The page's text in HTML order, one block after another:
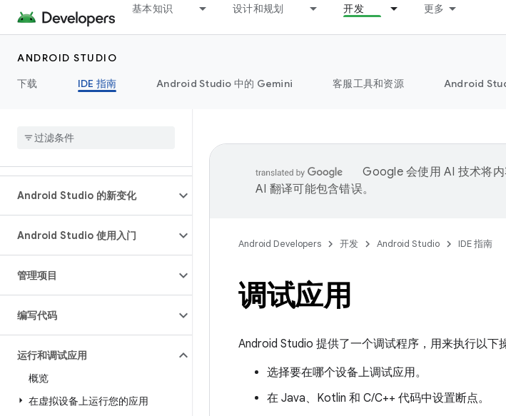
基本知识 设计和规划 开发 更多
ANDROID STUDIO
下载
IDE 指南 Android Studio 中的 Gemini 客服工具和资源 Android
Android Studio 的新变化
Android Studio 使用入门
管理项目
编写代码
运行和调试应用
概览
在虚拟设备上运行您的应用
Google 会使用 AI 技术将内
AI 翻译可能包含错误。
Android Developers 开发 Android Studio IDE 指南
调试应用
Android Studio 提供了一个调试程序，用来执行以下
选择要在哪个设备上调试应用。
在 Java、Kotlin 和 C/C++ 代码中设置断点。